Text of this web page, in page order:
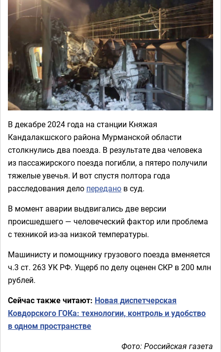
В декабре 2024 года на станции Княжая
Кандалакшского района Мурманской области
столкнулись два поезда. В результате два человека
из пассажирского поезда погибли, а пятеро получили
тяжелые увечья. И вот спустя полтора года
расследования дело передано в суд.
В момент аварии выдвигались две версии
происшедшего — человеческий фактор или проблема
с техникой из-за низкой температуры.
Машинисту и помощнику грузового поезда вменяется
ч.3 ст. 263 УК РФ. Ущерб по делу оценен СКР в 200 млн
рублей.
Сейчас также читают: Новая диспетчерская
Ковдорского ГОКа: технологии, контроль и удобство
в одном пространстве
Фото: Российская газета